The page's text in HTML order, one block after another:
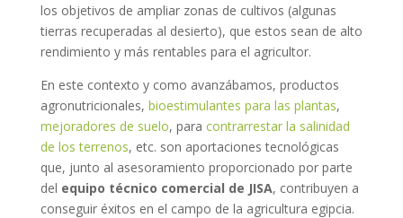
los objetivos de ampliar zonas de cultivos (algunas
tierras recuperadas al desierto), que estos sean de alto
rendimiento y más rentables para el agricultor.
En este contexto y como avanzábamos, productos
agronutricionales, bioestimulantes para las plantas,
mejoradores de suelo, para contrarrestar la salinidad
de los terrenos, etc. son aportaciones tecnológicas
que, junto al asesoramiento proporcionado por parte
del equipo técnico comercial de JISA, contribuyen a
conseguir éxitos en el campo de la agricultura egipcia.